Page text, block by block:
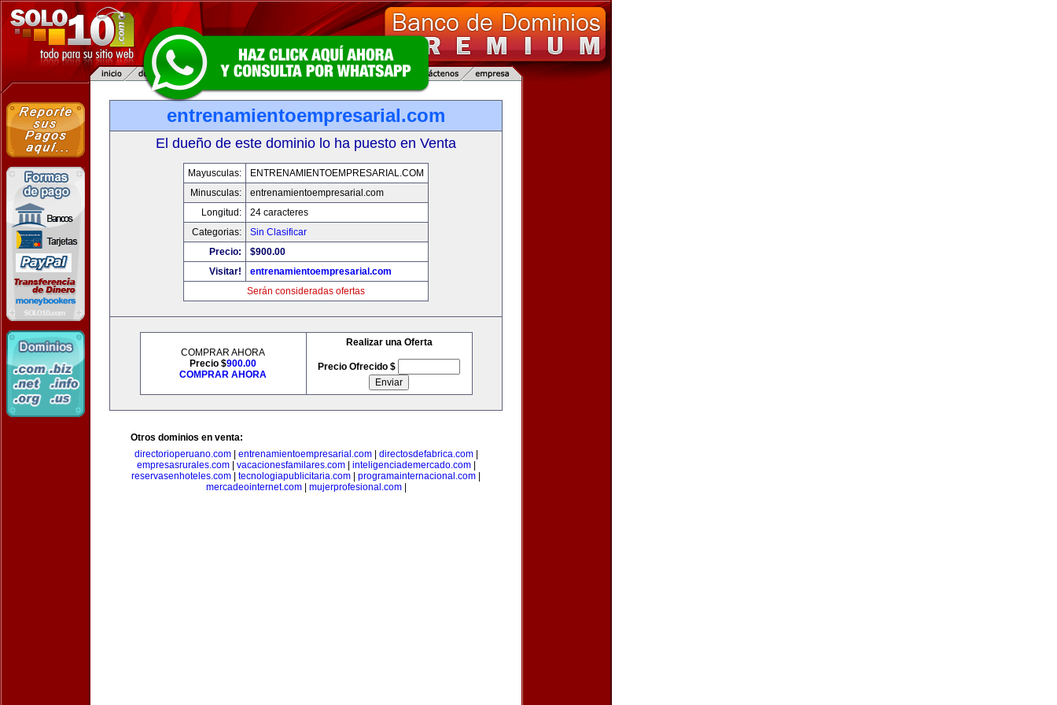
entrenamientoempresarial.com
El dueño de este dominio lo ha puesto en Venta
Mayusculas:
ENTRENAMIENTOEMPRESARIAL.COM
Minusculas:
entrenamientoempresarial.com
Longitud:
24 caracteres
Categorias:
Sin Clasificar
Precio:
$900.00
Visitar!
entrenamientoempresarial.com
Serán consideradas ofertas
COMPRAR AHORA
Precio $900.00
COMPRAR AHORA
Realizar una Oferta
Precio Ofrecido $
Otros dominios en venta:
directorioperuano.com| entrenamientoempresarial.com| directosdefabrica.com|
empresasrurales.com| vacacionesfamilares.com| inteligenciademercado.com|
reservasenhoteles.com
tecnologiapublicitaria.com programainternacional.com
mercadeointernet.com| mujerprofesional.com|